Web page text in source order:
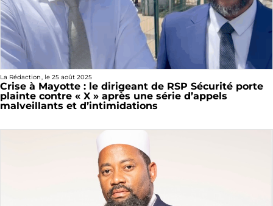
La Rédaction, le 25 août 2025
Crise à Mayotte : le dirigeant de RSP Sécurité porte
plainte contre « X » après une série d’appels
malveillants et d’intimidations